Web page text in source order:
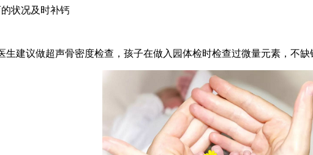
状况及时补钙
建议做超声骨密度检查，孩子在做入园体检时检查过微量元素，不